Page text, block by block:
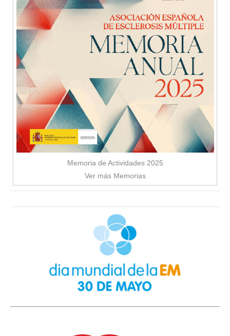
Memoria de Actividades 2025
Ver más Memorias